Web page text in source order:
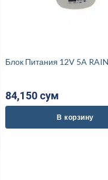
Блок Питания 12V 5A
84,150 cум
В корзину